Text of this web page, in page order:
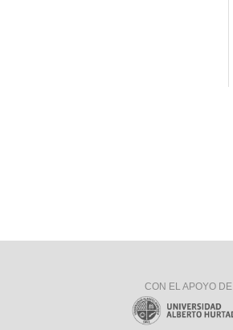
CON EL APOYO DE